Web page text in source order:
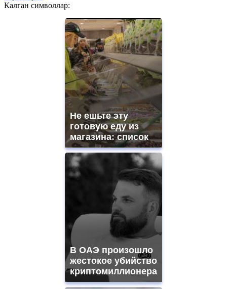
Калган символлар:
Не ешьте эту
готовую еду из
магазина: список
В ОАЭ произошло
жестокое убийство
криптомиллионера